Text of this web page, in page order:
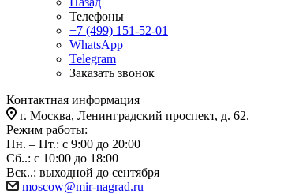
Телефоны
+7 (499) 151-52-01
WhatsApp
Telegram
Заказать звонок
Контактная информация
г. Москва, Ленинградский проспект, д. 62.
Режим работы:
Пн. – Пт.: с 9:00 до 20:00
Сб..: с 10:00 до 18:00
Вск..: выходной до сентября
moscow@mir-nagrad.ru